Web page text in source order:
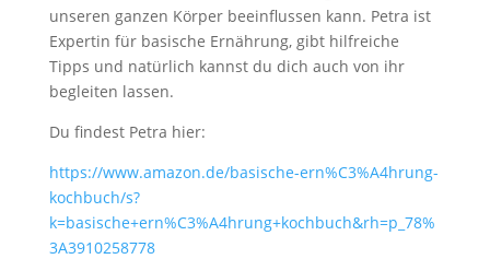
unseren ganzen Körper beeinflussen kann. Petra ist
Expertin für basische Ernährung, gibt hilfreiche
Tipps und natürlich kannst du dich auch von ihr
begleiten lassen.
Du findest Petra hier:
https://www.amazon.de/basische-ern%C3%A4hrung-
kochbuch/s?
k=basische+ern%C3%A4hrung+kochbuch&rh=p_78%
3A3910258778